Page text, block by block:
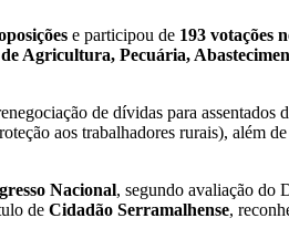
e participou de 193 votações
Agricultura, Pecuária,
de dívidas para assentados
aos trabalhadores rurais), além
Nacional, segundo avaliação do
de Cidadão Serramalhense,